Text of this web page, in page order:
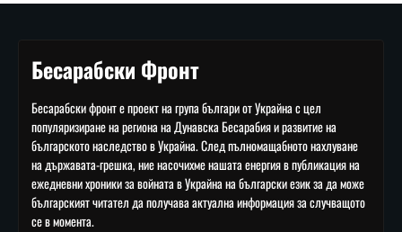
Бесарабски Фронт
Бесарабски фронт е проект на група българи от Украйна с цел
популяризиране на региона на Дунавска Бесарабия и развитие на
българското наследство в Украйна. След пълномащабното нахлуване
на държавата-грешка, ние насочихме нашата енергия в публикация на
ежедневни хроники за войната в Украйна на български език за да може
българският читател да получава актуална информация за случващото
се в момента.